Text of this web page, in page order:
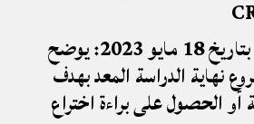
التعميم رقم 001 بتاريخ 18 مايو 2023: يوضح
نهاية الدراسة المعد بهدف
أو الحصول على براءة اختراع